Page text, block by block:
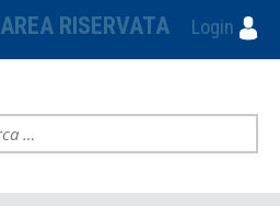
AREA RISERVATA Login